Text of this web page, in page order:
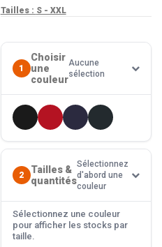
Tailles : S - XXL
1
Choisir
une
couleur
Aucune
sélection
2
Tailles &
quantités
Sélectionnez
d'abord une
couleur
Sélectionnez une couleur
pour afficher les stocks par
taille.